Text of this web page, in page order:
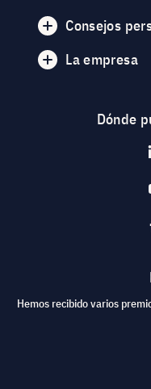
Consejos
La empresa
Dónde
Hemos recibido varios